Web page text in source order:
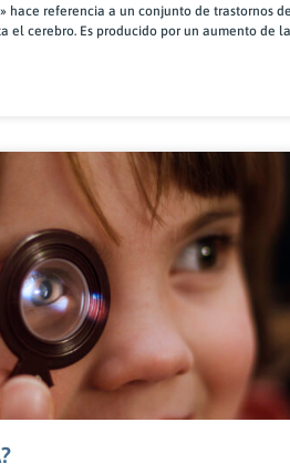
hace referencia a un conjunto de trastornos
cerebro. Es producido por un aumento de